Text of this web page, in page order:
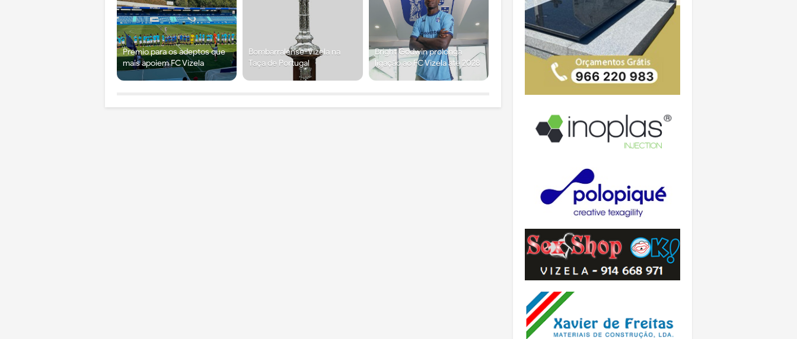
Prémio para os adeptos que
mais apoiem FC Vizela
Bombarralense-Vizela na
Taça de Portugal
Bright Godwin prolonga
ligação ao FC Vizela até 2028